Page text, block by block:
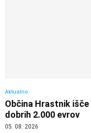
Aktualno
Občina Hrastnik
dobrih 2.000 evrov
05. 08. 2026